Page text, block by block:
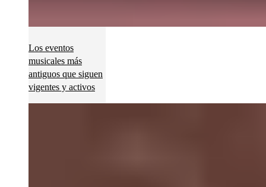
Los eventos
musicales más
antiguos que siguen
vigentes y activos